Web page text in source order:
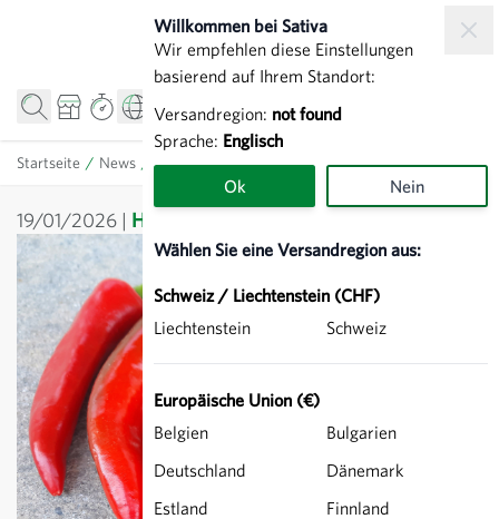
Willkommen bei Sativa
Wir empfehlen diese Einstellungen
basierend auf Ihrem Standort:
Versandregion: not found
Sprache: Englisch
Ok Nein
Wählen Sie eine Versandregion aus:
Schweiz / Liechtenstein (CHF)
Liechtenstein
Schweiz
Europäische Union (€)
Belgien
Bulgarien
Deutschland
Dänemark
Estland
Finnland
Startseite / News Hausgarten / Rezept für ein feines Chilipulver
19/01/2026 Hausgarten